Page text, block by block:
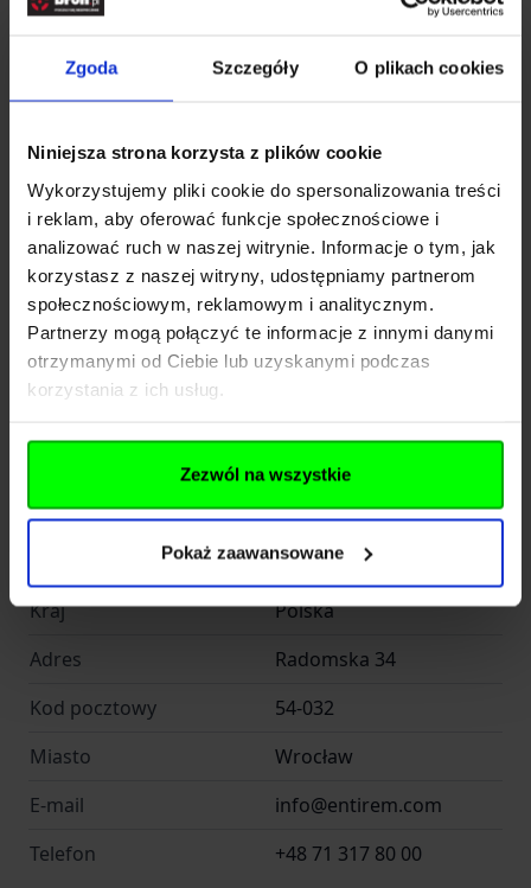
Zgoda Szczegóły O plikach cookies
Niniejsza strona korzysta z plików cookie
Wykorzystujemy pliki cookie do spersonalizowania treści
i reklam, aby oferować funkcje społecznościowe i
analizować ruch w naszej witrynie. Informacje o tym, jak
korzystasz z naszej witryny, udostępniamy partnerom
społecznościowym, reklamowym i analitycznym.
Partnerzy mogą połączyć te informacje z innymi danymi
otrzymanymi od Ciebie lub uzyskanymi podczas
korzystania z ich usług.
Zezwól na wszystkie
Pokaż zaawansowane
Nazwa
Entire M Wrocław -
Helikon Polska
Adres
Radomska 34
Kod pocztowy
54-032
Miasto
Wrocław
E-mail
info@entirem.com
Telefon
+48 71 317 80 00
Importer
Helikon Polska
Kraj
Polska
Adres
Radomska 34
Kod pocztowy
54-032
Miasto
Wrocław
E-mail
info@entirem.com
Telefon
+48 71 317 80 00